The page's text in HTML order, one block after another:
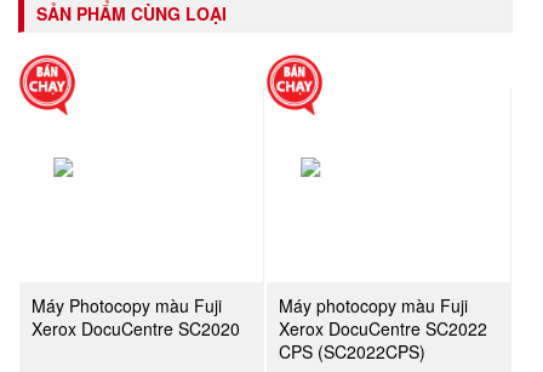
SẢN PHẨM CÙNG LOẠI
Máy Photocopy màu Fuji
Xerox DocuCentre SC2020
Máy photocopy màu Fuji
Xerox DocuCentre SC2022
CPS (SC2022CPS)